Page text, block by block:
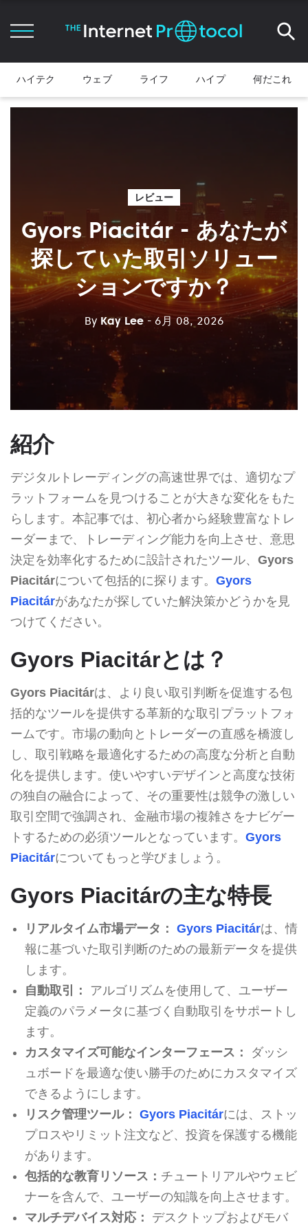
ハイテク ウェブ ライフ ハイプ 何だこれ
レビュー
Gyors Piacitár - あなたが
探していた取引ソリュー
ションですか？
By Kay Lee - 6月 08, 2026
紹介
デジタルトレーディングの高速世界では、適切なプ
ラットフォームを見つけることが大きな変化をもた
らします。本記事では、初心者から経験豊富なトレ
ーダーまで、トレーディング能力を向上させ、意思
決定を効率化するために設計されたツール、 Gyors
Piacitárについて包括的に探ります。 Gyors
Piacitárがあなたが探していた解決策かどうかを見
つけてください。
Gyors Piacitárとは？
Gyors Piacitárは、より良い取引判断を促進する包
括的なツールを提供する革新的な取引プラットフォ
ームです。市場の動向とトレーダーの直感を橋渡し
し、取引戦略を最適化するための高度な分析と自動
化を提供します。使いやすいデザインと高度な技術
の独自の融合によって、その重要性は競争の激しい
取引空間で強調され、金融市場の複雑さをナビゲー
トするための必須ツールとなっています。 Gyors
Piacitárについてもっと学びましょう。
Gyors Piacitárの主な特長
リアルタイム市場データ： Gyors Piacitárは、情
報に基づいた取引判断のための最新データを提供
します。
自動取引：
アルゴリズムを使用して、ユーザー
定義のパラメータに基づく自動取引をサポートし
ます。
カスタマイズ可能なインターフェース：
ダッシ
ュボードを最適な使い勝手のためにカスタマイズ
できるようにします。
リスク管理ツール： Gyors Piacitárには、ストッ
プロスやリミット注文など、投資を保護する機能
があります。
包括的な教育リソース： チュートリアルやウェビ
ナーを含んで、ユーザーの知識を向上させます。
マルチデバイス対応：
デスクトップおよびモバ